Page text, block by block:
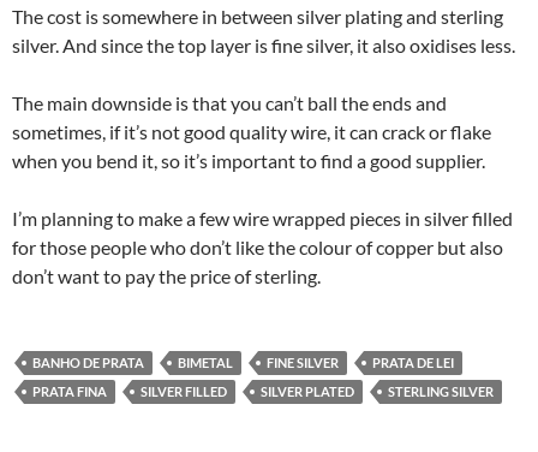
The cost is somewhere in between silver plating and sterling
silver. And since the top layer is fine silver, it also oxidises less.
The main downside is that you can’t ball the ends and
sometimes, if it’s not good quality wire, it can crack or flake
when you bend it, so it’s important to find a good supplier.
I’m planning to make a few wire wrapped pieces in silver filled
for those people who don’t like the colour of copper but also
don’t want to pay the price of sterling.
BANHO DE PRATA BIMETAL FINE SILVER
PRATA DE LEI
PRATA FINA
SILVER FILLED SILVER PLATED STERLING SILVER